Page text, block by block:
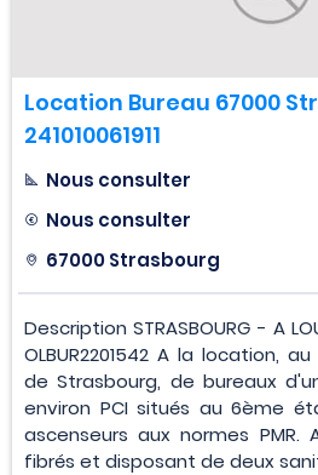
Location Bureau 67000
241010061911
Nous consulter
Nous consulter
67000 Strasbourg
Description STRASBOURG - A
OLBUR2201542 A la location,
de Strasbourg, de bureaux
environ PCI situés au 6ème
ascenseurs aux normes PMR.
fibrés et disposant de deux